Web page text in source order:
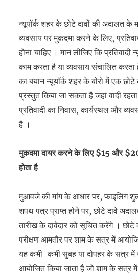
न्यूयॉर्क शहर के छोटे दावों की अदालत के
व्यवसाय पर मुकदमा करने के लिए,
होना चाहिए । मान लीजिए कि प्रतिवादी
काम करता है या व्यवसाय संचालित
का बयान न्यूयॉर्क शहर के बोरो में एक
प्रस्तुत किया जा सकता है जहां वादी
प्रतिवादी का निवास, कार्यस्थल और
है ।
मुकदमा दायर करने के लिए $15 और
होता है
मुआवजे की मांग के आधार पर, फाइलिंग
शपथ पत्र प्राप्त होने पर, छोटे दावे
तारीख के दावेदार को सूचित करेंगे । छोटे
परीक्षण आमतौर पर शाम के सत्र में
यह कभी-कभी सुबह या दोपहर के सत्र में
आयोजित किया जाता है जो शाम के सत्र